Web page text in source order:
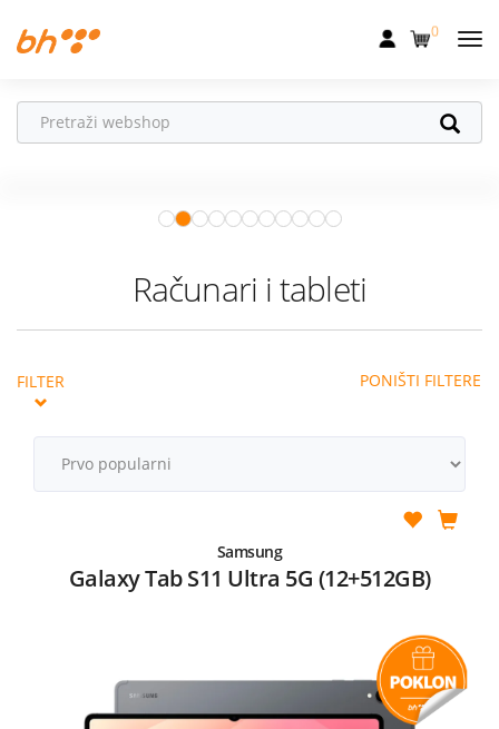
Fiksna
Akcije
Podrška
0
Ne propusti
Prood 04.08.–31.08. očekuju te
super pokloni!
Računari i tableti
FILTER PONIŠTI FILTERE
Samsung
Galaxy Tab S11 Ultra 5G (12+512GB)